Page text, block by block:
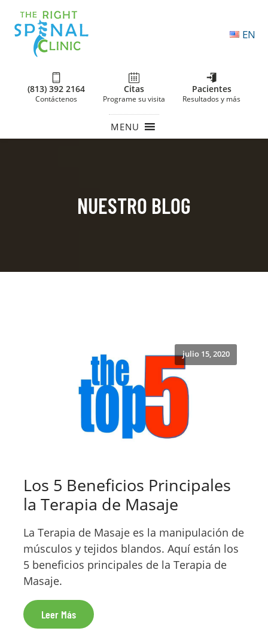
EN
(813) 392 2164
Contáctenos
Citas
Programe su visita
Pacientes
Resultados y más
MENU
NUESTRO BLOG
julio 15, 2020
Los 5 Beneficios Principales
la Terapia de Masaje
La Terapia de Masaje es la manipulación de
músculos y tejidos blandos. Aquí están los
5 beneficios principales de la Terapia de
Masaje.
Leer Más